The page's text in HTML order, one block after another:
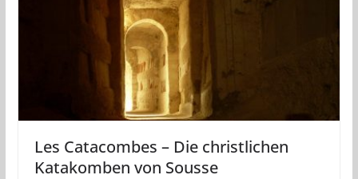
Les Catacombes – Die christlichen
Katakomben von Sousse